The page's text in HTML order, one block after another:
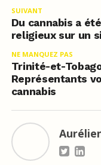
SUIVANT
Du cannabis a
religieux sur un
NE MANQUEZ PAS
Trinité-et-
Représentants
cannabis